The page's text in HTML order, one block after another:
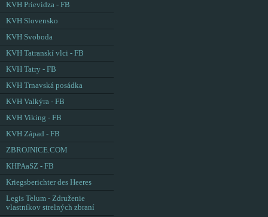
KVH Prievidza - FB
KVH Slovensko
KVH Svoboda
KVH Tatranskí vlci - FB
KVH Tatry - FB
KVH Trnavská posádka
KVH Valkýra - FB
KVH Viking - FB
KVH Západ - FB
ZBROJNICE.COM
KHPAaSZ - FB
Kriegsberichter des Heeres
Legis Telum - Združenie
vlastníkov strelných zbraní